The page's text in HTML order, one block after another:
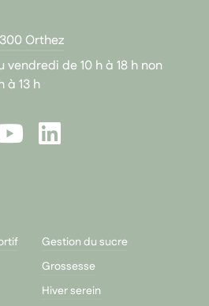
Orthez
de 10 h à 18 h non
à 13 h
LinkedIn
Gestion du sucre
Grossesse
Hiver serein